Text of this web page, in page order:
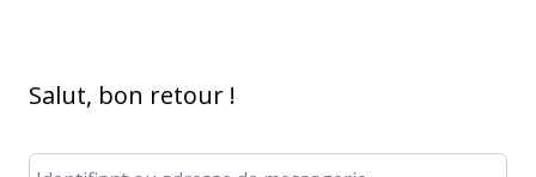
Salut, bon retour !